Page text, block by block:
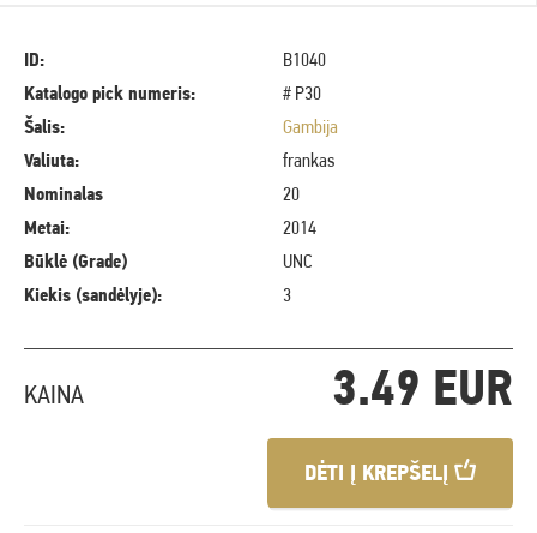
ID:
B1040
Katalogo pick numeris:
# P30
Šalis:
Gambija
Valiuta:
frankas
Nominalas
20
Metai:
2014
Būklė (Grade)
UNC
Kiekis (sandėlyje):
3
KAINA 3.49 EUR
DĖTI Į KREPŠELĮ